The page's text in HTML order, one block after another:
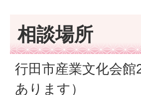
相談場所
行田市産業文化会
あります）